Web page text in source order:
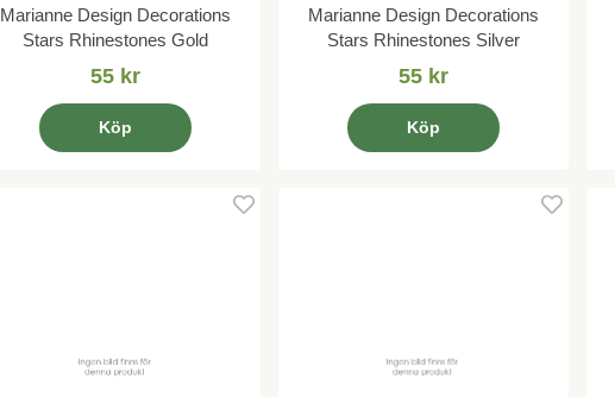
Marianne Design Decorations
Stars Rhinestones Gold
55 kr
Köp
Marianne Design Decorations
Stars Rhinestones Silver
55 kr
Köp